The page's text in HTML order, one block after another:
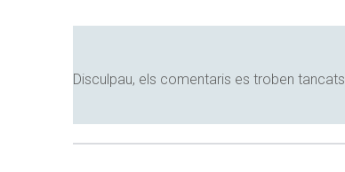
Disculpau, els comentaris es troben tancats